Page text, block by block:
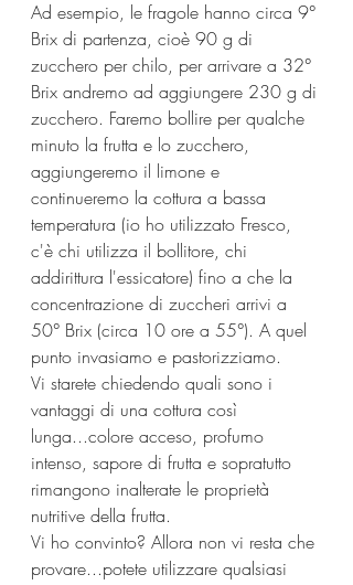
Ad esempio, le fragole hanno circa 9°
Brix di partenza, cioè 90 g di
zucchero per chilo, per arrivare a 32°
Brix andremo ad aggiungere 230 g di
zucchero. Faremo bollire per qualche
minuto la frutta e lo zucchero,
aggiungeremo il limone e
continueremo la cottura a bassa
temperatura (io ho utilizzato Fresco,
c'è chi utilizza il bollitore, chi
addirittura l'essicatore) fino a che la
concentrazione di zuccheri arrivi a
50° Brix (circa 10 ore a 55°). A quel
punto invasiamo e pastorizziamo.
Vi starete chiedendo quali sono i
vantaggi di una cottura così
lunga...colore acceso, profumo
intenso, sapore di frutta e sopratutto
rimangono inalterate le proprietà
nutritive della frutta.
Vi ho convinto? Allora non vi resta che
provare...potete utilizzare qualsiasi